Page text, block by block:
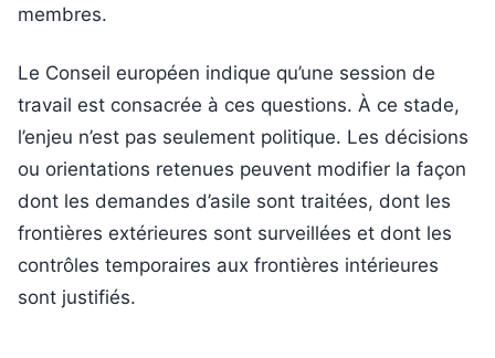
membres.
Le Conseil européen indique qu’une session de
travail est consacrée à ces questions. À ce stade,
l’enjeu n’est pas seulement politique. Les décisions
ou orientations retenues peuvent modifier la façon
dont les demandes d’asile sont traitées, dont les
frontières extérieures sont surveillées et dont les
contrôles temporaires aux frontières intérieures
sont justifiés.